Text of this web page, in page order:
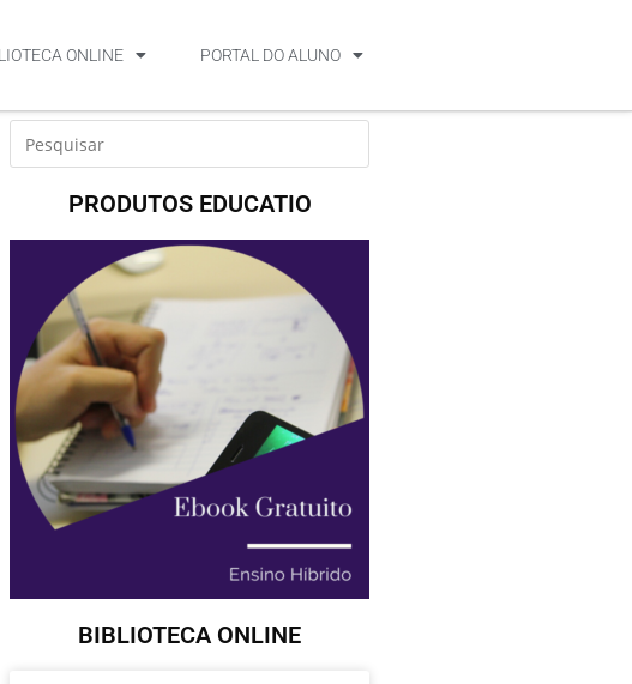
ONLINE PORTAL DO ALUNO
PRODUTOS EDUCATIO
BIBLIOTECA ONLINE